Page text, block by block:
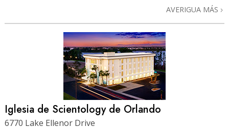
AVERIGUA MÁS
Iglesia de Scientology de Orlando
6770 Lake Ellenor Drive